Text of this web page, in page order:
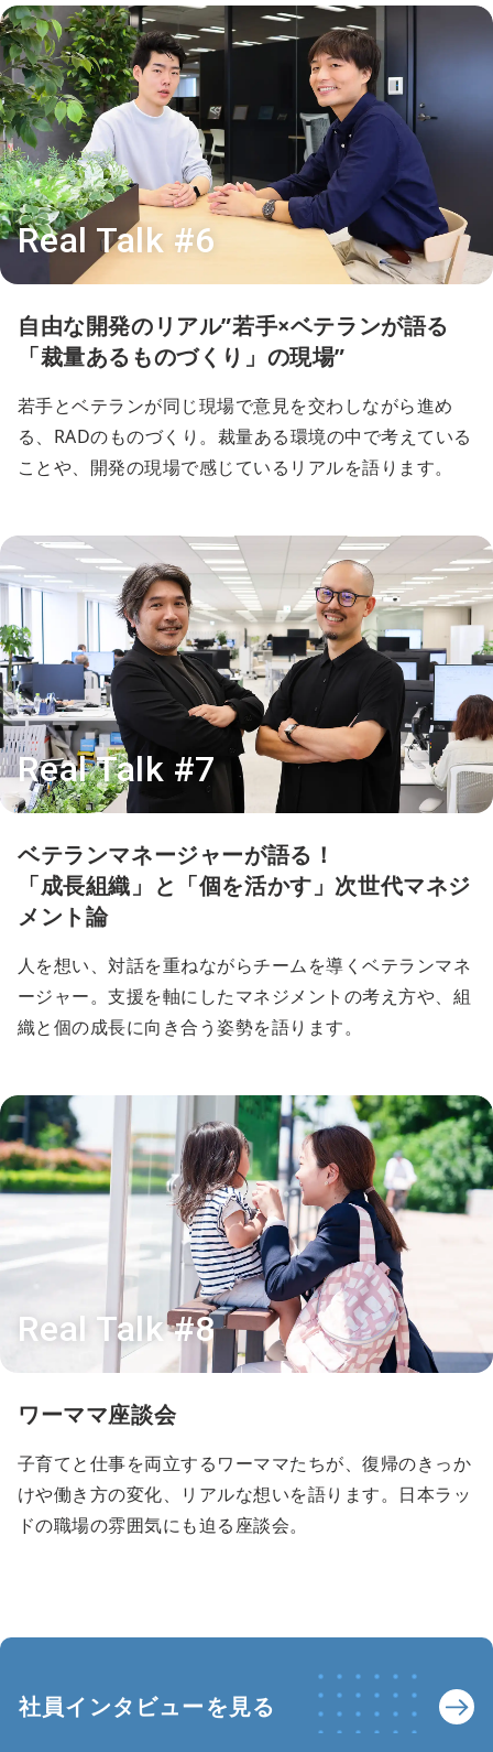
Real Talk #6
自由な開発のリアル”若手×ベテランが語る
「裁量あるものづくり」の現場”
若手とベテランが同じ現場で意見を交わしながら進め
る、RADのものづくり。裁量ある環境の中で考えている
ことや、開発の現場で感じているリアルを語ります。
Real Talk #7
ベテランマネージャーが語る！
「成長組織」と「個を活かす」次世代マネジ
メント論
人を想い、対話を重ねながらチームを導くベテランマネ
ージャー。支援を軸にしたマネジメントの考え方や、組
織と個の成長に向き合う姿勢を語ります。
Real Talk #8
ワーママ座談会
子育てと仕事を両立するワーママたちが、復帰のきっか
けや働き方の変化、リアルな想いを語ります。日本ラッ
ドの職場の雰囲気にも迫る座談会。
社員インタビューを見る